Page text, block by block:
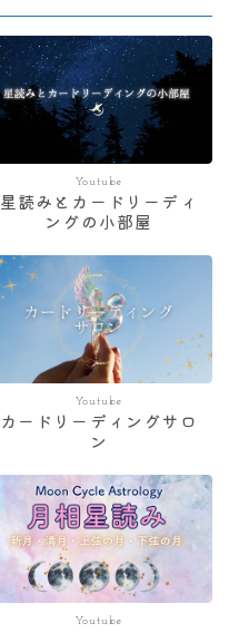
Youtube
星読みとカードリーディ
ングの小部屋
Youtube
カードリーディングサロ
ン
Youtube